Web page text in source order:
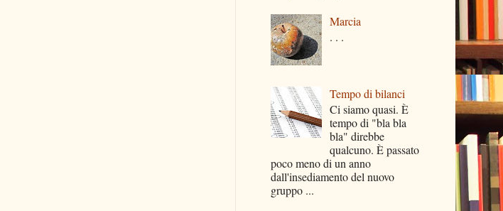
Marcia
. . .
Tempo di bilanci
Ci siamo quasi. È
tempo di "bla bla
bla" direbbe
qualcuno. È passato
poco meno di un anno
dall'insediamento del nuovo
gruppo ...